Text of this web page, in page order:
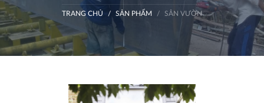
TRANG CHỦ SẢN PHẨM SÂN VƯỜN